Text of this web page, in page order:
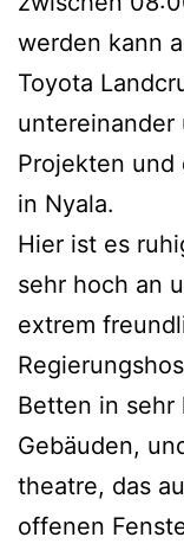
werden kann
Toyota
Projekten und
in Nyala.
Hier ist es
sehr hoch an
extrem
Betten in sehr
Gebäuden,
theatre, das
offenen